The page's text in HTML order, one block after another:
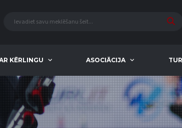
KĒRLINGU ASOCIĀCIJA